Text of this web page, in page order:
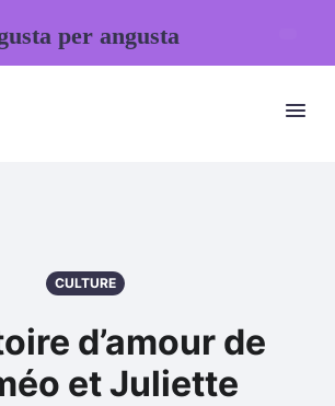
CULTURE
d’amour de
et Juliette
per angusta